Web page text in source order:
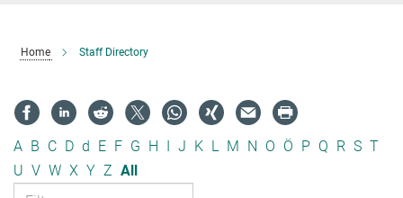
Home Staff Directory
A B C D d E F G H I J K L M N O Ö P Q R S T
U V W X Y Z All